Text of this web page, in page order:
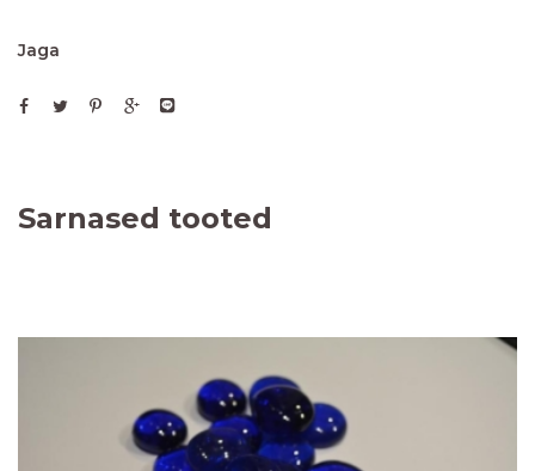
Jaga
Sarnased tooted